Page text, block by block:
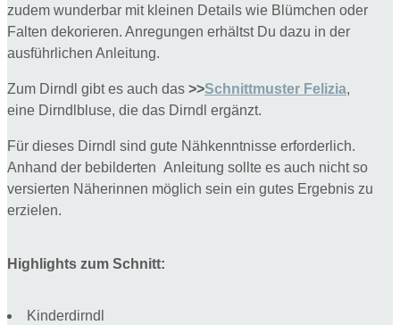
zudem wunderbar mit kleinen Details wie Blümchen oder
Falten dekorieren. Anregungen erhältst Du dazu in der
ausführlichen Anleitung.
Zum Dirndl gibt es auch das >>Schnittmuster Felizia,
eine Dirndlbluse, die das Dirndl ergänzt.
Für dieses Dirndl sind gute Nähkenntnisse erforderlich.
Anhand der bebilderten Anleitung sollte es auch nicht so
versierten Näherinnen möglich sein ein gutes Ergebnis zu
erzielen.
Highlights zum Schnitt:
Kinderdirndl